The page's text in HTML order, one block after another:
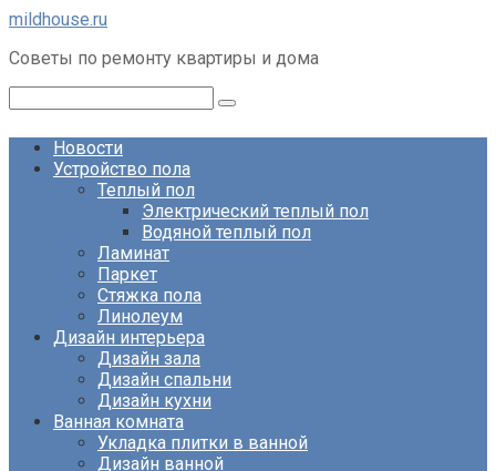
Перейти
контенту
mildhouse.ru
Советы по ремонту квартиры и дома
Новости
Устройство пола
Теплый пол
Электрический теплый пол
Водяной теплый пол
Ламинат
Паркет
Стяжка пола
Линолеум
Дизайн интерьера
Дизайн зала
Дизайн спальни
Дизайн кухни
Ванная комната
Укладка плитки в ванной
Дизайн ванной